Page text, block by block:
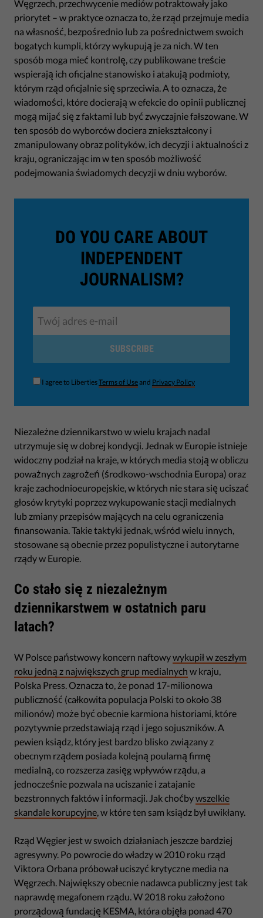
Węgrzech, przechwycenie mediów potraktowały jako
priorytet – w praktyce oznacza to, że rząd przejmuje media
na własność, bezpośrednio lub za pośrednictwem swoich
bogatych kumpli, którzy wykupują je za nich. W ten
sposób moga mieć kontrolę, czy publikowane treście
wspierają ich oficjalne stanowisko i atakują podmioty,
którym rząd oficjalnie się sprzeciwia. A to oznacza, że
wiadomości, które docierają w efekcie do opinii publicznej
mogą mijać się z faktami lub być zwyczajnie fałszowane. W
ten sposób do wyborców dociera zniekształcony i
zmanipulowany obraz polityków, ich decyzji i aktualności z
kraju, ograniczając im w ten sposób możliwość
podejmowania świadomych decyzji w dniu wyborów.
DO YOU CARE ABOUT
INDEPENDENT
JOURNALISM?
SUBSCRIBE
I agree to LibertiesTerms of Useand Privacy Policy
Niezależne dziennikarstwo w wielu krajach nadal
utrzymuje się w dobrej kondycji. Jednak w Europie istnieje
widoczny podział na kraje, w których media stoją w obliczu
poważnych zagrożeń (środkowo-wschodnia Europa) oraz
kraje zachodnioeuropejskie, w których nie stara się uciszać
głosów krytyki poprzez wykupowanie stacji medialnych
lub zmiany przepisów mających na celu ograniczenia
finansowania. Takie taktyki jednak, wśród wielu innych,
stosowane są obecnie przez populistyczne i autorytarne
rządy w Europie.
Co stało się z niezależnym
dziennikarstwem w ostatnich paru
latach?
W Polsce państwowy koncern naftowywykupił w zeszłym
roku jedną z największych grup medialnych w kraju,
Polska Press. Oznacza to, że ponad 17-milionowa
publiczność (całkowita populacja Polski to około 38
milionów) może być obecnie karmiona historiami, które
pozytywnie przedstawiają rząd i jego sojuszników. A
pewien ksiądz, który jest bardzo blisko związany z
obecnym rządem posiada kolejną poularną firmę
medialną, co rozszerza zasięg wpływów rządu, a
jednocześnie pozwala na uciszanie i zatajanie
bezstronnych faktów i informacji. Jak choćbywszelkie
skandale korupcyjne , w które ten sam ksiądz był uwikłany.
Rząd Węgier jest w swoich działaniach jeszcze bardziej
agresywny. Po powrocie do władzy w 2010 roku rząd
Viktora Orbana próbował uciszyć krytyczne media na
Węgrzech. Największy obecnie nadawca publiczny jest tak
naprawdę megafonem rządu. W 2018 roku założono
prorządową fundację KESMA, która objęła ponad 470